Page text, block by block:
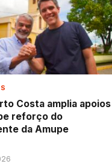
Costa amplia apoios
reforço do
da Amupe